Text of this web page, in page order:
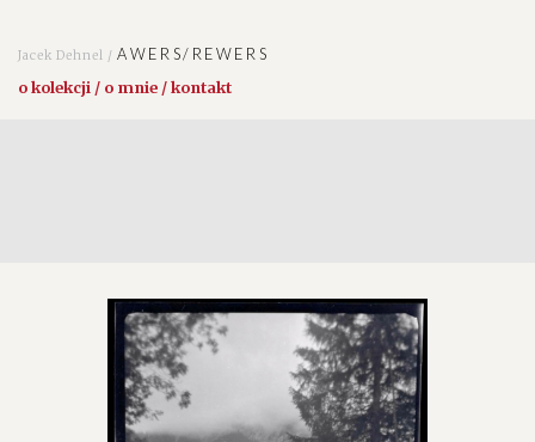
Jacek Dehnel /AWERS/REWERS
o kolekcji / o mnie / kontakt